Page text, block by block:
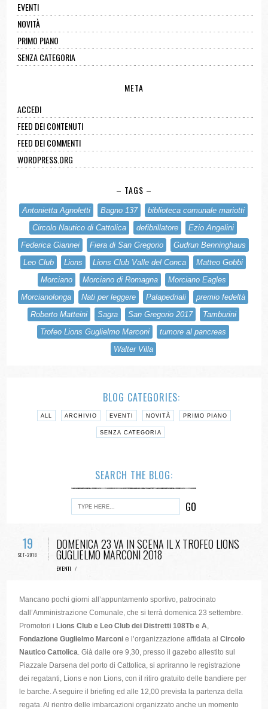
EVENTI
NOVITÀ
PRIMO PIANO
SENZA CATEGORIA
META
ACCEDI
FEED DEI CONTENUTI
FEED DEI COMMENTI
WORDPRESS.ORG
– TAGS –
Antonietta Agnoletti Bagno 137
biblioteca comunale mariotti
Circolo Nautico di Cattolica
defibrillatore
Ezio Angelini
Federica Giannei
Fiera di San Gregorio
Gudrun Benninghaus
Leo Club
Lions Lions Club Valle del Conca
Matteo Gobbi
Morciano
Morciano di Romagna
Morciano Eagles
Morcianolonga
Nati per leggere Palapedriali
premio fedeltà
Roberto Matteini
Sagra San Gregorio 2017
Tamburini
Trofeo Lions Guglielmo Marconi
tumore al pancreas
Walter Villa
BLOG CATEGORIES:
ALL ARCHIVIO EVENTI NOVITÀ PRIMO PIANO
SENZA CATEGORIA
SEARCH THE BLOG:
19
SET-2018
DOMENICA 23 VA IN SCENA IL X TROFEO LIONS
GUGLIELMO MARCONI 2018
EVENTI /
Mancano pochi giorni all’appuntamento sportivo, patrocinato
dall’Amministrazione Comunale, che si terrà domenica 23 settembre.
Promotori i Lions Club e Leo Club dei Distretti 108Tb e A,
Fondazione Guglielmo Marconi e l’organizzazione affidata alCircolo
Nautico Cattolica. Già dalle ore 9,30, presso il gazebo allestito sul
Piazzale Darsena del porto di Cattolica, si apriranno le registrazione
dei regatanti, Lions e non Lions, con il ritiro gratuito delle bandiere per
le barche. A seguire il briefing ed alle 12,00 prevista la partenza della
regata. Al rientro delle imbarcazioni organizzato anche un momento